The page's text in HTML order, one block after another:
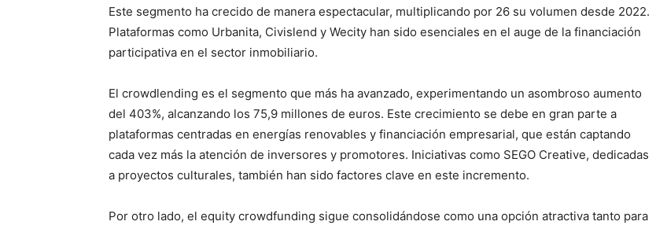
Este segmento ha crecido de manera espectacular, multiplicando por 26 su volumen desde 2022.
Plataformas como Urbanita, Civislend y Wecity han sido esenciales en el auge de la financiación
participativa en el sector inmobiliario.
El crowdlending es el segmento que más ha avanzado, experimentando un asombroso aumento
del 403%, alcanzando los 75,9 millones de euros. Este crecimiento se debe en gran parte a
plataformas centradas en energías renovables y financiación empresarial, que están captando
cada vez más la atención de inversores y promotores. Iniciativas como SEGO Creative, dedicadas
a proyectos culturales, también han sido factores clave en este incremento.
Por otro lado, el equity crowdfunding sigue consolidándose como una opción atractiva tanto para